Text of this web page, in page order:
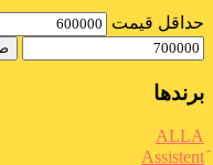
حداقل قیمت
برندها
ALLA